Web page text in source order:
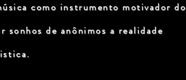
como instrumento motivador do
sonhos de anônimos a realidade